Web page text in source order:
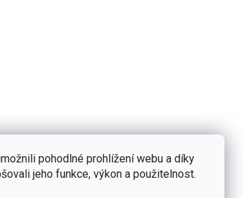
pohodlné prohlížení webu a díky
jeho funkce, výkon a použitelnost.